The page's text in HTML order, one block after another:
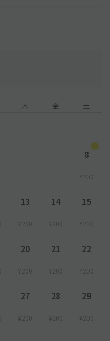
木 金 土
8
¥200
13
¥200
14
¥200
15
¥200
20
¥200
21
¥200
22
¥200
27
¥200
28
¥200
29
¥200